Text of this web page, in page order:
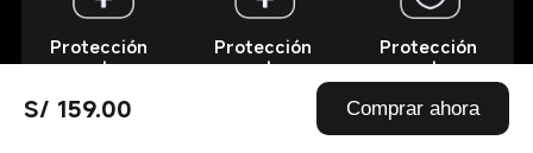
S/ 159.00 Comprar ahora
Protección
contra
de entrada
Protección
contra
sobreintensidad
Protección
contra
cortocircuitos
por
sobreintensidad